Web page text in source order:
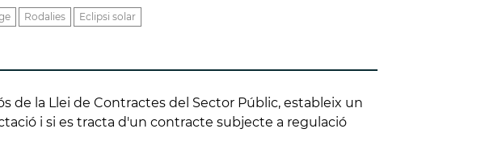
Rodalies Eclipsi solar
de la Llei de Contractes del Sector Públic, estableix un
i si es tracta d'un contracte subjecte a regulació